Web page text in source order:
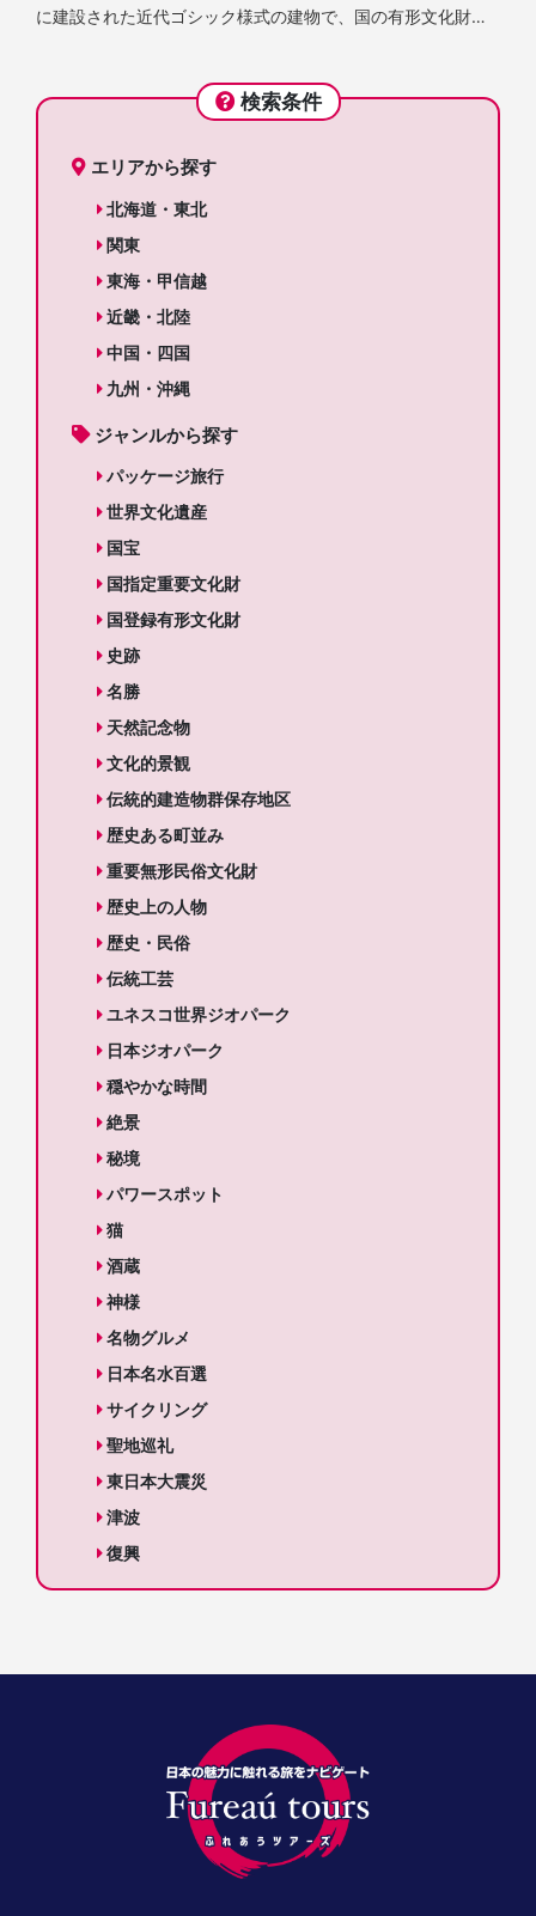
に建設された近代ゴシック様式の建物で、国の有形文化財に
検索条件
エリアから探す
北海道・東北
関東
東海・甲信越
近畿・北陸
中国・四国
九州・沖縄
ジャンルから探す
パッケージ旅行
世界文化遺産
国宝
国指定重要文化財
国登録有形文化財
史跡
名勝
天然記念物
文化的景観
伝統的建造物群保存地区
歴史ある町並み
重要無形民俗文化財
歴史上の人物
歴史・民俗
伝統工芸
ユネスコ世界ジオパーク
日本ジオパーク
穏やかな時間
絶景
秘境
パワースポット
猫
酒蔵
神様
名物グルメ
日本名水百選
サイクリング
聖地巡礼
東日本大震災
津波
復興